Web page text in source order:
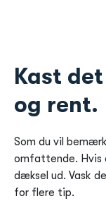
Kast
og rent.
Som du vil
omfattende. Hvis
dæksel ud. Vask
for flere tip.